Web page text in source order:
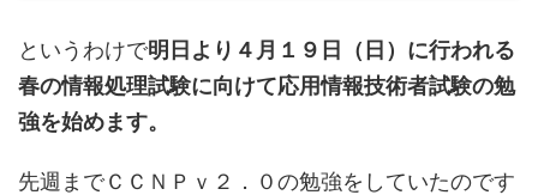
というわけで明日より４月１９日（日）に行われる
春の情報処理試験に向けて応用情報技術者試験の勉
強を始めます。
先週までＣＣＮＰｖ２．０の勉強をしていたのです